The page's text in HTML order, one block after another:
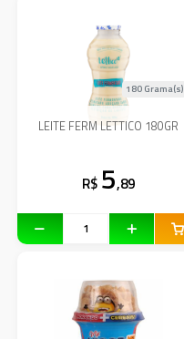
LEITE FERM LETTICO 180GR
180 Grama(s)
R$ 5,89